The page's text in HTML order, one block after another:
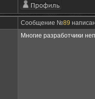
Сообщение №89
Многие разработчики